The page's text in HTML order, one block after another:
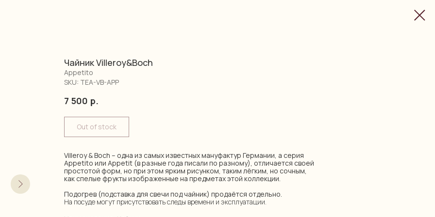
Чайник Villeroy&Boch
Appetito
SKU: TEA-VB-APP
7 500 р.
Out of stock
Villeroy & Boch – одна из самых известных мануфактур Германии, а серия
Appetito или Appetit (в разные года писали по разному), отличается своей
простотой форм, но при этом ярким рисунком, таким лёгким, но сочным,
как спелые фрукты изображенные на предметах этой коллекции.
Подогрев (подставка для свечи под чайник) продаётся отдельно.
На посуде могут присутствовать следы времени и эксплуатации.